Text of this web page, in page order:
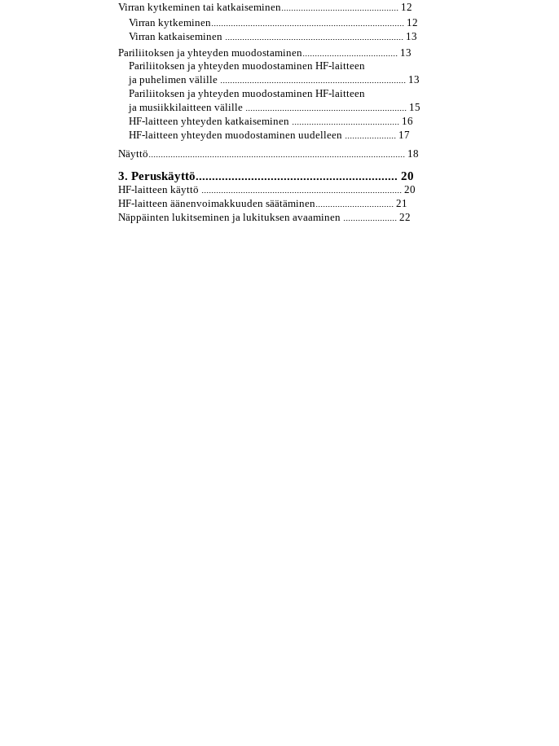
Virran kytkeminen tai katkaiseminen................................................ 12
Virran kytkeminen............................................................................... 12
Virran katkaiseminen ......................................................................... 13
Pariliitoksen ja yhteyden muodostaminen....................................... 13
Pariliitoksen ja yhteyden muodostaminen HF-laitteen
ja puhelimen välille ............................................................................ 13
Pariliitoksen ja yhteyden muodostaminen HF-laitteen
ja musiikkilaitteen välille .................................................................. 15
HF-laitteen yhteyden katkaiseminen ............................................ 16
HF-laitteen yhteyden muodostaminen uudelleen ..................... 17
Näyttö......................................................................................................... 18
3. Peruskäyttö.............................................................. 20
HF-laitteen käyttö .................................................................................. 20
HF-laitteen äänenvoimakkuuden säätäminen................................ 21
Näppäinten lukitseminen ja lukituksen avaaminen ...................... 22